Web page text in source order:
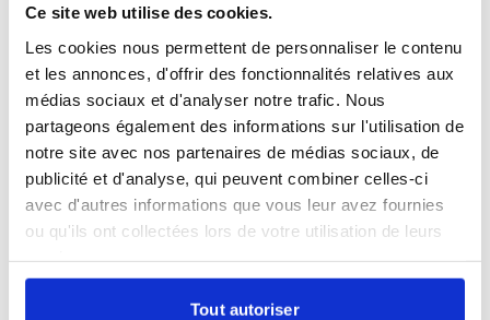
Ce site web utilise des cookies.
Les cookies nous permettent de personnaliser le contenu
et les annonces, d'offrir des fonctionnalités relatives aux
médias sociaux et d'analyser notre trafic. Nous
partageons également des informations sur l'utilisation de
notre site avec nos partenaires de médias sociaux, de
publicité et d'analyse, qui peuvent combiner celles-ci
avec d'autres informations que vous leur avez fournies
ou qu'ils ont collectées lors de votre utilisation de leurs
Tout autoriser
Restez informés
Sélectionnez les actualités qui vous intéressent et
abonnez-vous pour les recevoir en exclusivité.